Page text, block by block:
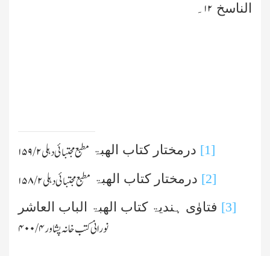
الناسخ ۱۲ ۔
[1] درمختار کتاب الھبۃ مطبع مجتبائی دہلی۲/ ۱۵۹
[2] درمختار کتاب الھبۃ مطبع مجتبائی دہلی۲ /۱۵۸
[3] فتاوٰی ہندیۃ کتاب الھبۃ الباب العاشر
نورانی کتب خانہ پشاور۴ /۴۰۰